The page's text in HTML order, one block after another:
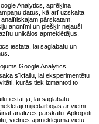
Analytics, aprēķina
datus, kā arī uzskaita
pārskatam.
anonīmi un piešķir nejauši
unikālos apmeklētājus.
iestata, lai saglabātu un
Google Analytics.
sīkfailu, lai eksperimentētu
kurās tiek izmantoti to
iestatīja, lai saglabātu
mijiedarbojas ar vietni.
analīzes pārskatu. Apkopoti
vietnes apmeklējuma vietu